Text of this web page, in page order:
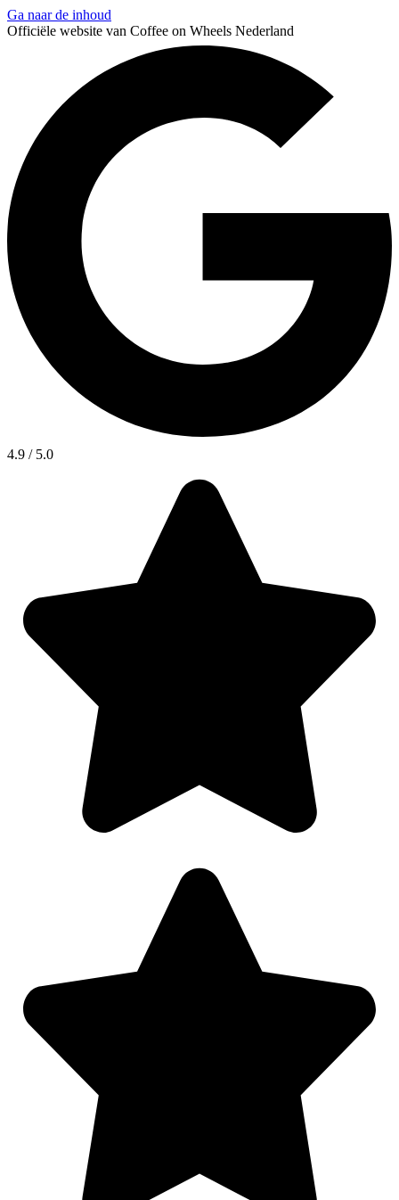
Ga naar de inhoud
Officiële website van Coffee on Wheels Nederland
4.9 / 5.0